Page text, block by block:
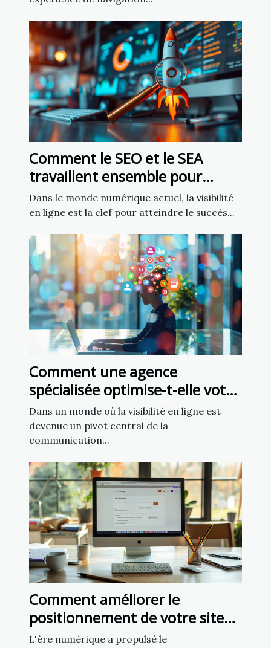
Comment le SEO et le SEA
travaillent ensemble pour
améliorer la visibilité
Dans le monde numérique actuel, la visibilité
en ligne est la clef pour atteindre le succès...
Comment une agence
spécialisée optimise-t-elle votre
présence sur les réseaux
sociaux ?
Dans un monde où la visibilité en ligne est
devenue un pivot central de la
communication...
Comment améliorer le
positionnement de votre site
grâce aux techniques SEO
L'ère numérique a propulsé le